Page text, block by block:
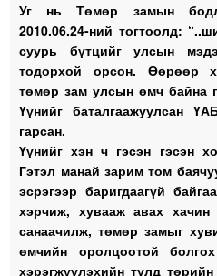
Уг нь Төмөр замын
2010.06.24-ний тогтоолд:
суурь бүтцийг улсын
тодорхой орсон. Өөрөөр
төмөр зам улсын өмч байна
Үүнийг баталгаажуулсан
гарсан.
Үүнийг хэн ч гэсэн гэсэн
Гэтэл манай зарим том
эсрэгээр баригдаагүй
хэрчиж, хувааж авах хачин
санаачилж, төмөр замыг
өмчийн оролцоотой
хэрэгжүүлэхийн тулд